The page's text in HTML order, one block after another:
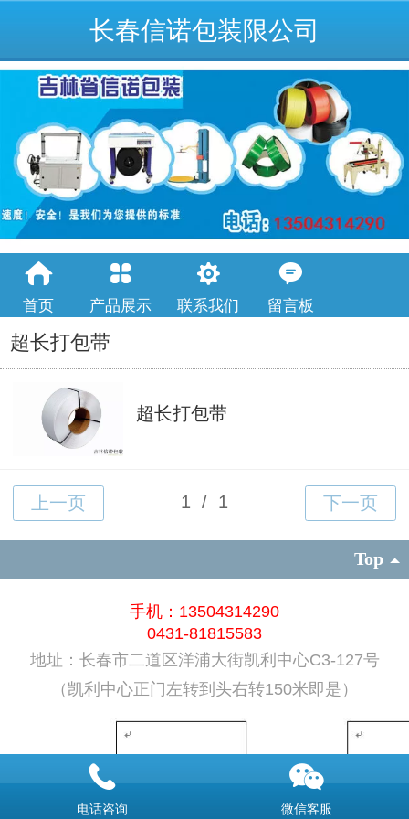
长春信诺包装限公司
首页 产品展示 联系我们 留言板
超长打包带
超长打包带
Top
手机：13504314290
0431-81815583
地址：长春市二道区洋浦大街凯利中心C3-127号
（凯利中心正门左转到头右转150米即是）
电话咨询 微信客服